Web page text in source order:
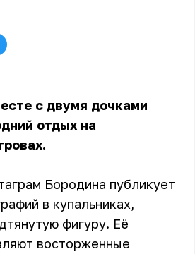
с двумя дочками
отдых на
Бородина публикует
в купальниках,
фигуру. Её
восторженные